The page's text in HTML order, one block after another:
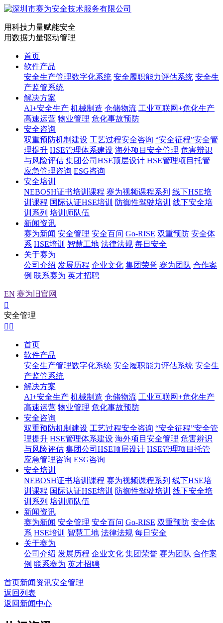
用科技力量赋能安全
用数据力量驱动管理
首页
软件产品
安全生产管理数字化系统 安全履职能力评估系统 安全生
产监管系统
解决方案
AI+安全生产 机械制造 仓储物流 工业互联网+危化生产
高速运营 物业管理 危化事故预防
安全咨询
双重预防机制建设 工艺过程安全咨询 “安全征程”安全管
理提升 HSE管理体系建设 海外项目安全管理 危害辨识
与风险评估 集团公司HSE顶层设计 HSE管理项目托管
应急管理咨询 ESG咨询
安全培训
NEBOSH证书培训课程 赛为视频课程系列 线下HSE培
训课程 国际认证HSE培训 防御性驾驶培训 线下安全培
训系列 培训师队伍
新闻资讯
赛为新闻 安全管理 安全百问 Go-RISE 双重预防 安全体
系 HSE培训 智慧工地 法律法规 每日安全
关于赛为
公司介绍 发展历程 企业文化 集团荣誉 赛为团队 合作案
例 联系赛为 英才招聘
EN 赛为旧官网

安全管理
 
首页
软件产品
安全生产管理数字化系统 安全履职能力评估系统 安全生
产监管系统
解决方案
AI+安全生产 机械制造 仓储物流 工业互联网+危化生产
高速运营 物业管理 危化事故预防
安全咨询
双重预防机制建设 工艺过程安全咨询 “安全征程”安全管
理提升 HSE管理体系建设 海外项目安全管理 危害辨识
与风险评估 集团公司HSE顶层设计 HSE管理项目托管
应急管理咨询 ESG咨询
安全培训
NEBOSH证书培训课程 赛为视频课程系列 线下HSE培
训课程 国际认证HSE培训 防御性驾驶培训 线下安全培
训系列 培训师队伍
新闻资讯
赛为新闻 安全管理 安全百问 Go-RISE 双重预防 安全体
系 HSE培训 智慧工地 法律法规 每日安全
关于赛为
公司介绍 发展历程 企业文化 集团荣誉 赛为团队 合作案
例 联系赛为 英才招聘
首页新闻资讯安全管理
返回列表
返回新闻中心